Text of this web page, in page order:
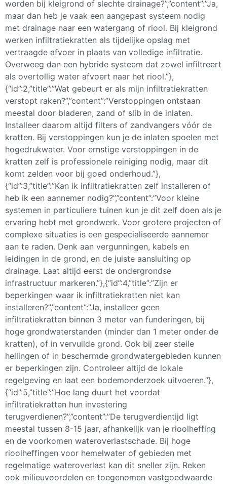
worden bij kleigrond of slechte drainage?”,”content”:”Ja,
maar dan heb je vaak een aangepast systeem nodig
met drainage naar een watergang of riool. Bij kleigrond
werken infiltratiekratten als tijdelijke opslag met
vertraagde afvoer in plaats van volledige infiltratie.
Overweeg dan een hybride systeem dat zowel infiltreert
als overtollig water afvoert naar het riool.”},
{“id”:2,”title”:”Wat gebeurt er als mijn infiltratiekratten
verstopt raken?”,”content”:”Verstoppingen ontstaan
meestal door bladeren, zand of slib in de inlaten.
Installeer daarom altijd filters of zandvangers vóór de
kratten. Bij verstoppingen kun je de inlaten spoelen met
hogedrukwater. Voor ernstige verstoppingen in de
kratten zelf is professionele reiniging nodig, maar dit
komt zelden voor bij goed onderhoud.”},
{“id”:3,”title”:”Kan ik infiltratiekratten zelf installeren of
heb ik een aannemer nodig?”,”content”:”Voor kleine
systemen in particuliere tuinen kun je dit zelf doen als je
ervaring hebt met grondwerk. Voor grotere projecten of
complexe situaties is een gespecialiseerde aannemer
aan te raden. Denk aan vergunningen, kabels en
leidingen in de grond, en de juiste aansluiting op
drainage. Laat altijd eerst de ondergrondse
infrastructuur markeren.”},{“id”:4,”title”:”Zijn er
beperkingen waar ik infiltratiekratten niet kan
installeren?”,”content”:”Ja, installeer geen
infiltratiekratten binnen 3 meter van funderingen, bij
hoge grondwaterstanden (minder dan 1 meter onder de
kratten), of in vervuilde grond. Ook bij zeer steile
hellingen of in beschermde grondwatergebieden kunnen
er beperkingen zijn. Controleer altijd de lokale
regelgeving en laat een bodemonderzoek uitvoeren.”},
{“id”:5,”title”:”Hoe lang duurt het voordat
infiltratiekratten hun investering
terugverdienen?”,”content”:”De terugverdientijd ligt
meestal tussen 8-15 jaar, afhankelijk van je rioolheffing
en de voorkomen wateroverlastschade. Bij hoge
rioolheffingen voor hemelwater of gebieden met
regelmatige wateroverlast kan dit sneller zijn. Reken
ook milieuvoordelen en toegenomen vastgoedwaarde